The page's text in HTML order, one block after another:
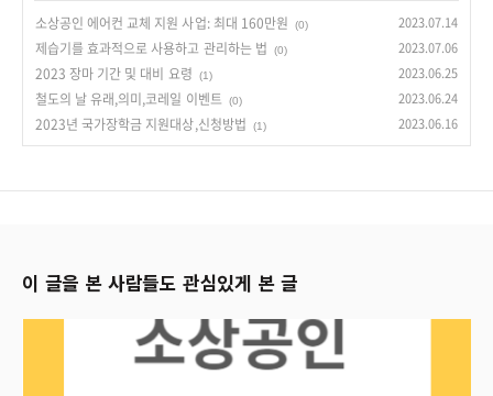
소상공인 에어컨 교체 지원 사업: 최대 160만원 (0) 2023.07.14
제습기를 효과적으로 사용하고 관리하는 법 (0) 2023.07.06
2023 장마 기간 및 대비 요령 (1) 2023.06.25
철도의 날 유래,의미,코레일 이벤트 (0) 2023.06.24
2023년 국가장학금 지원대상,신청방법 (1) 2023.06.16
이 글을 본 사람들도 관심있게 본 글